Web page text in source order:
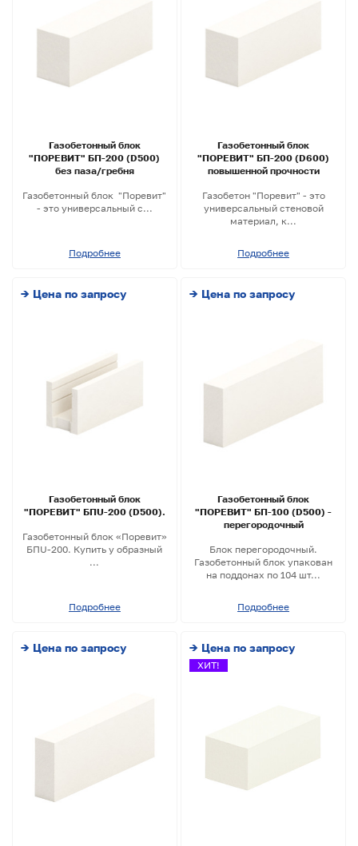
Газобетонный блок
"ПОРЕВИТ" БП-200 (D500)
без паза/гребня
Газобетонный блок "Поревит"
- это универсальный с...
Подробнее
Газобетонный блок
"ПОРЕВИТ" БП-200 (D600)
повышенной прочности
Газобетон "Поревит" - это
универсальный стеновой
материал, к...
Подробнее
→ Цена по запросу
Газобетонный блок
"ПОРЕВИТ" БПU-200 (D500).
Газобетонный блок «Поревит»
БПU-200. Купить у образный
...
Подробнее
→ Цена по запросу
Газобетонный блок
"ПОРЕВИТ" БП-100 (D500) -
перегородочный
Блок перегородочный.
Газобетонный блок упакован
на поддонах по 104 шт...
Подробнее
→ Цена по запросу → Цена по запросу
ХИТ!